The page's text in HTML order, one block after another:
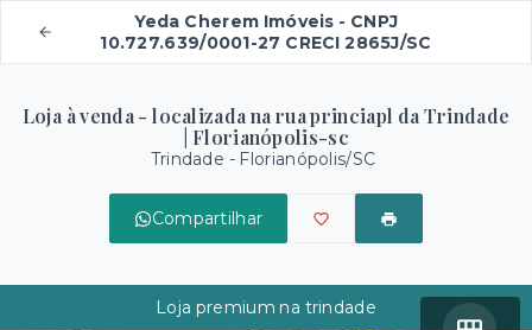
Yeda Cherem Imóveis - CNPJ
10.727.639/0001-27 CRECI 2865J/SC
Loja à venda - localizada na rua princiapl da Trindade
| Florianópolis-sc
Trindade - Florianópolis/SC
Compartilhar
Loja premium na trindade